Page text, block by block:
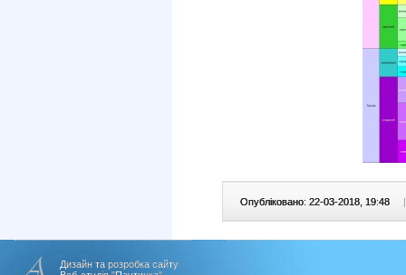
Опубліковано: 22-03-2018, 19:48 |
Дизайн та розробка сайту